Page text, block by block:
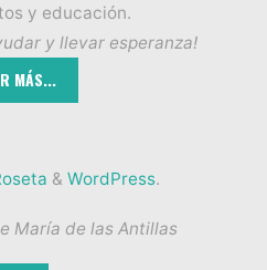
y educación.
y llevar esperanza!
& WordPress.
María de las Antillas